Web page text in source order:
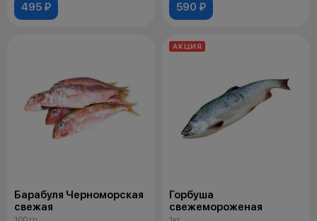
495 ₽ 590 ₽
Барабуля Черноморская
свежая
АКЦИЯ
Горбуша
свежемороженая